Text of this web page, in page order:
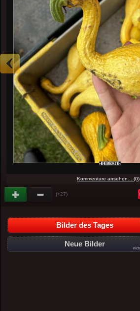
Kommentare ansehen... (0)
(+27)
Bilder des Tages
Neue Bilder